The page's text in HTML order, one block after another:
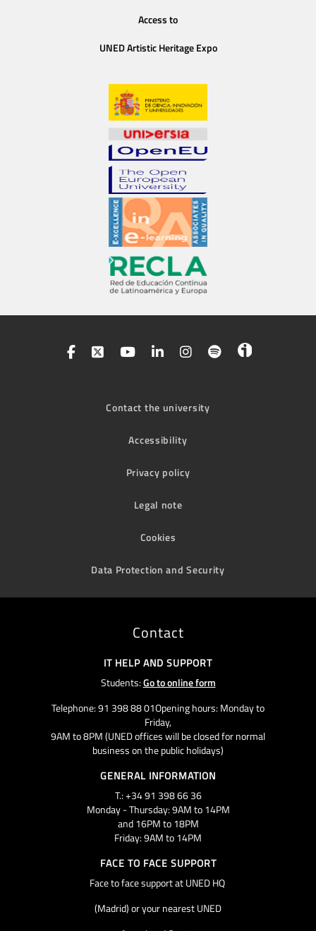
Access to
UNED Artistic Heritage Expo
Contact the university
Accessibility
Privacy policy
Legal note
Cookies
Data Protection and Security
Contact
IT HELP AND SUPPORT
Students:Go to online form
Telephone: 91 398 88 01Opening hours: Monday to
Friday,
9AM to 8PM (UNED offices will be closed for normal
business on the public holidays)
GENERAL INFORMATION
T.: +34 91 398 66 36
Monday - Thursday: 9AM to 14PM
and 16PM to 18PM
Friday: 9AM to 14PM
FACE TO FACE SUPPORT
Face to face support at UNED HQ
(Madrid) or your nearest UNED